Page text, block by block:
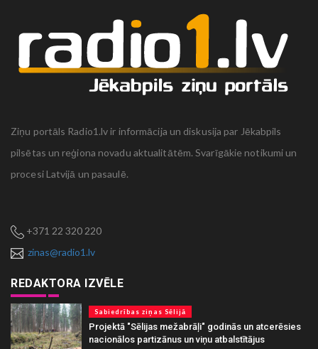
Ziņu portāls Radio1.lv ir informācija un diskusija par Jēkabpils
pilsētas un reģiona novadu aktualitātēm. Svarīgākie notikumi un
procesi Latvijā un pasaulē.
+371 22 320 220
zinas@radio1.lv
REDAKTORA IZVĒLE
Sabiedrības ziņas Sēlijā
Projektā "Sēlijas mežabrāļi" godinās un atcerēsies
nacionālos partizānus un viņu atbalstītājus